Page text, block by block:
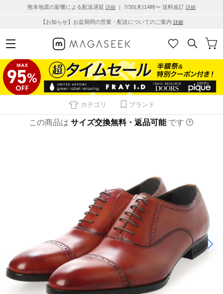
熊本地震の影響による配送遅延 詳細 ｜ 7/30(木)14時〜 送料改訂 詳細
【お知らせ】お盆期間の営業・配送についてのご案内 詳細
カテゴリ ブランド
この商品は サイズ交換無料・返品可能 です